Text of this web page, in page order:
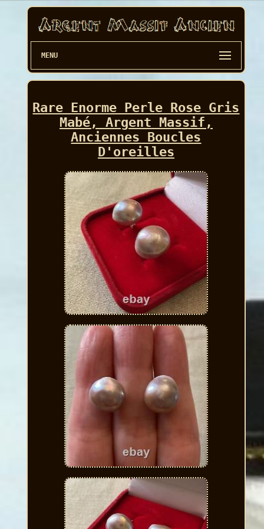
MENU
Rare Enorme Perle Rose Gris
Mabé, Argent Massif,
Anciennes Boucles
D'oreilles